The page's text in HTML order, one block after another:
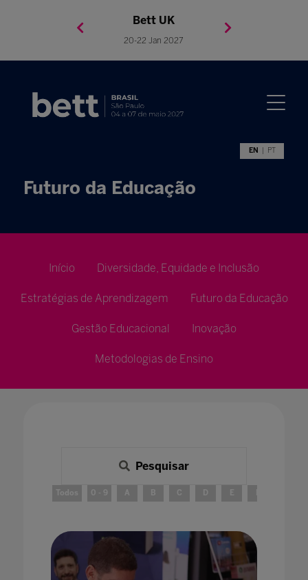
Bett UK
20-22 Jan 2027
Bett Brasil
05-08 Mai 2026
Bett Asia
23-24 Setembro 2026
Bett USA
8-10 November 2027
EN PT
Futuro da Educação
Início Diversidade, Equidade e Inclusão
Estratégias de Aprendizagem Futuro da Educação
Gestão Educacional Inovação
Metodologias de Ensino
Pesquisar
Todos 0 - 9 A B C E